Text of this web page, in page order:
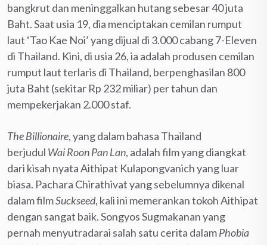
bangkrut dan meninggalkan hutang sebesar 40 juta
Baht. Saat usia 19, dia menciptakan cemilan rumput
laut ‘Tao Kae Noi’ yang dijual di 3.000 cabang 7-Eleven
di Thailand. Kini, di usia 26, ia adalah produsen cemilan
rumput laut terlaris di Thailand, berpenghasilan 800
juta Baht (sekitar Rp 232 miliar) per tahun dan
mempekerjakan 2.000 staf.
The Billionaire, yang dalam bahasa Thailand
berjudul Wai Roon Pan Lan, adalah film yang diangkat
dari kisah nyata Aithipat Kulapongvanich yang luar
biasa. Pachara Chirathivat yang sebelumnya dikenal
dalam filmSuckseed, kali ini memerankan tokoh Aithipat
dengan sangat baik. Songyos Sugmakanan yang
pernah menyutradarai salah satu cerita dalamPhobia